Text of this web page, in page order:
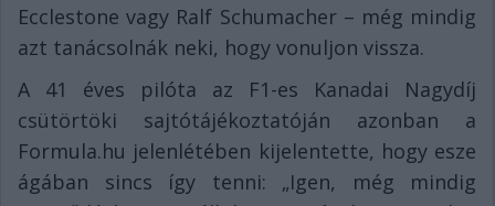
Ecclestone vagy Ralf Schumacher – még mindig
azt tanácsolnák neki, hogy vonuljon vissza.
A 41 éves pilóta az F1-es Kanadai Nagydíj
csütörtöki sajtótájékoztatóján azonban a
Formula.hu jelenlétében kijelentette, hogy esze
ágában sincs így tenni: „Igen, még mindig